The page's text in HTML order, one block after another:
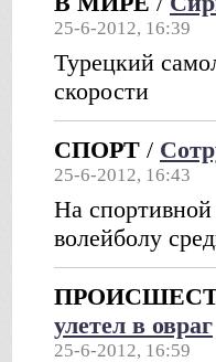
25-6-2012, 16:39
Турецкий
скорости
СПОРТ /
25-6-2012, 16:43
На
волейболу
улетел в овраг
25-6-2012, 16:59